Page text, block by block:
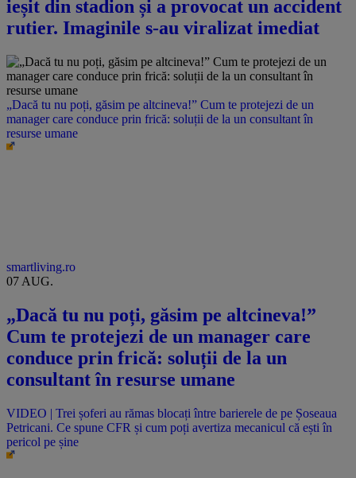
ieșit din stadion și a provocat un accident
rutier. Imaginile s-au viralizat imediat
„Dacă tu nu poți, găsim pe altcineva!” Cum te protejezi de un
manager care conduce prin frică: soluții de la un consultant în
resurse umane
smartliving.ro
07 AUG.
„Dacă tu nu poți, găsim pe altcineva!”
Cum te protejezi de un manager care
conduce prin frică: soluții de la un
consultant în resurse umane
VIDEO | Trei șoferi au rămas blocați între barierele de pe Șoseaua
Petricani. Ce spune CFR și cum poți avertiza mecanicul că ești în
pericol pe șine